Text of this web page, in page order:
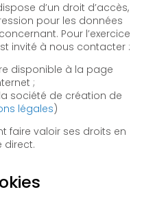
d’un droit d’accès,
pour les données
Pour l’exercice
invité à nous contacter :
disponible à la page
;
société de création de
légales)
faire valoir ses droits en
direct.